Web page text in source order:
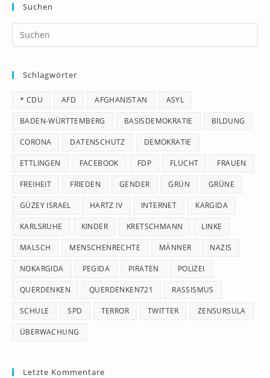
Suchen
Schlagwörter
* CDU AFD AFGHANISTAN ASYL
BADEN-WÜRTTEMBERG BASISDEMOKRATIE BILDUNG
CORONA DATENSCHUTZ DEMOKRATIE
ETTLINGEN FACEBOOK FDP FLUCHT FRAUEN
FREIHEIT FRIEDEN GENDER GRÜN GRÜNE
GÜZEY ISRAEL HARTZ IV INTERNET KARGIDA
KARLSRUHE KINDER KRETSCHMANN LINKE
MALSCH MENSCHENRECHTE MÄNNER NAZIS
NOKARGIDA PEGIDA PIRATEN POLIZEI
QUERDENKEN QUERDENKEN721 RASSISMUS
SCHULE SPD TERROR TWITTER ZENSURSULA
ÜBERWACHUNG
Letzte Kommentare